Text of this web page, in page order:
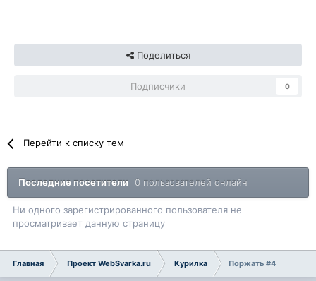
Поделиться
Подписчики 0
Перейти к списку тем
Последние посетители 0 пользователей онлайн
Ни одного зарегистрированного пользователя не
просматривает данную страницу
Главная Проект WebSvarka.ru Курилка Поржать #4